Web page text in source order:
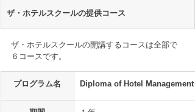
ザ・ホテルスクールの提供コース
ザ・ホテルスクールの開講するコースは全部で
６コースです。
プログラム名 Diploma of Hotel Management